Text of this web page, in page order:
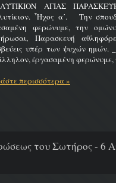
ΑΓΙΑΣ
Ἦχος α΄. Την
φερώνυμε, την
Παρασκευή
υπέρ των ψυχών ημών.
ἐργασαμένη φερώνυμε,
περισσότερα »
του Σωτήρος - 6